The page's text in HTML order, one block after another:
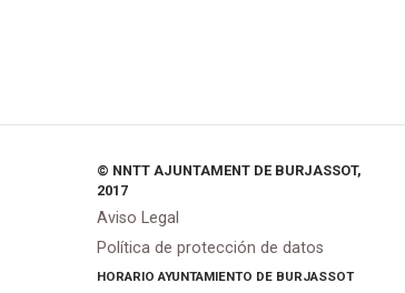
© NNTT AJUNTAMENT DE BURJASSOT,
2017
Aviso Legal
Política de protección de datos
HORARIO AYUNTAMIENTO DE BURJASSOT